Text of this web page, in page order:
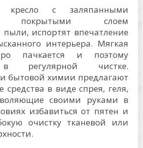
с заляпанными
покрытыми слоем
испортят впечатление
интерьера. Мягкая
пачкается и поэтому
в регулярной чистке.
бытовой химии предлагают
средства в виде спрея, геля,
своими руками в
избавиться от пятен и
очистку тканевой или